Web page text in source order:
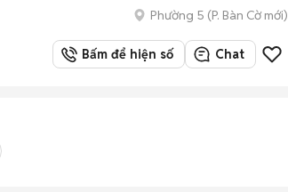
Phường 5 (P. Bàn Cờmới)
Bấm để hiện số Chat